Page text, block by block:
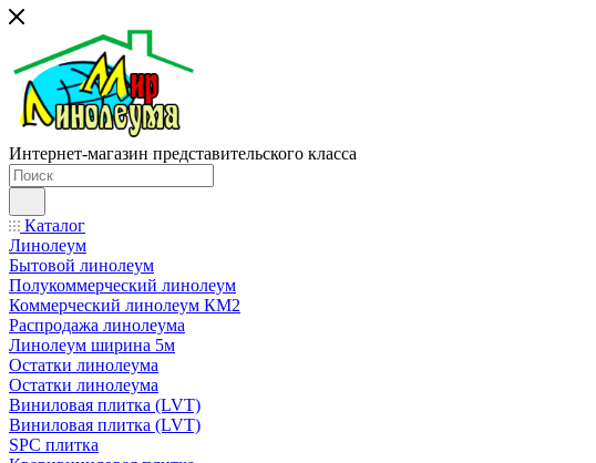
Интернет-магазин представительского класса
Каталог
Линолеум
Бытовой линолеум
Полукоммерческий линолеум
Коммерческий линолеум КМ2
Распродажа линолеума
Линолеум ширина 5м
Остатки линолеума
Остатки линолеума
Виниловая плитка (LVT)
Виниловая плитка (LVT)
SPC плитка